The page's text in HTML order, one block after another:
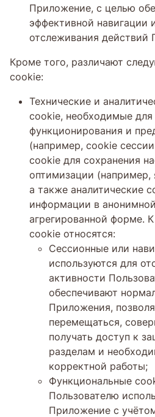
Приложение, с целью
эффективной навигации
отслеживания действий
Кроме того, различают
cookie:
Технические и
cookie, необходимые для
функционирования и
(например, cookie
cookie для сохранения
оптимизации (например,
а также аналитические
информации в
агрегированной форме.
cookie относятся:
Сессионные или
используются для
активности
обеспечивают
Приложения,
перемещаться,
получать доступ к
разделам и
корректной работы;
Функциональные
Пользователю
Приложение с